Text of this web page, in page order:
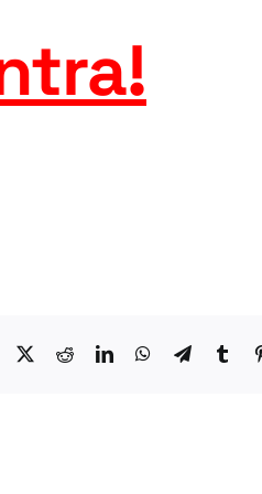
!
Facebook
X RedditLinkedInWhatsApp
Telegram